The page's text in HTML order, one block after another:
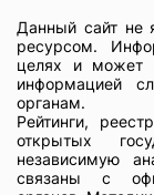
Данный сайт не
ресурсом.
целях и может
информацией
органам.
Рейтинги,
открытых
независимую
связаны с